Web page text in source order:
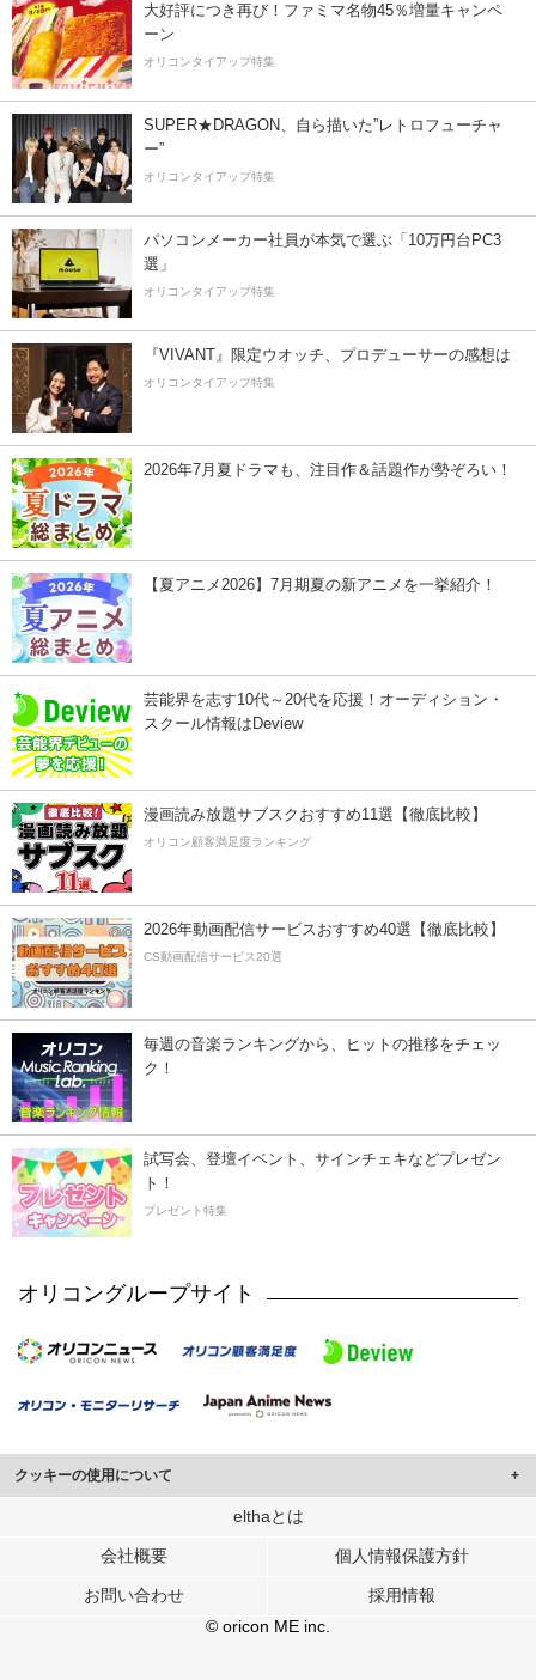
大好評につき再び！ファミマ名物45％増量キャンペ
ーン
オリコンタイアップ特集
SUPER★DRAGON、自ら描いた”レトロフューチャ
ー”
オリコンタイアップ特集
パソコンメーカー社員が本気で選ぶ「10万円台PC3
選」
オリコンタイアップ特集
『VIVANT』限定ウオッチ、プロデューサーの感想は
オリコンタイアップ特集
2026年7月夏ドラマも、注目作＆話題作が勢ぞろい！
【夏アニメ2026】7月期夏の新アニメを一挙紹介！
芸能界を志す10代～20代を応援！オーディション・
スクール情報はDeview
漫画読み放題サブスクおすすめ11選【徹底比較】
オリコン顧客満足度ランキング
2026年動画配信サービスおすすめ40選【徹底比較】
CS動画配信サービス20選
毎週の音楽ランキングから、ヒットの推移をチェッ
ク！
試写会、登壇イベント、サインチェキなどプレゼン
ト！
プレゼント特集
オリコングループサイト
クッキーの使用について
このサイトでは Cookie を使用して、ユーザーに合わせたコンテンツや広告の
行っています。
メディアや広告配信、データ解析の各パートナーに提供しています。
各パートナーは、この情報とユーザーが各パートナーに提供した他の情報や、
ユーザーが各パートナーのサービスを使用したときに収集した他の情報を組み
elthaとは
会社概要 個人情報保護方針
お問い合わせ
採用情報
© oricon ME inc.